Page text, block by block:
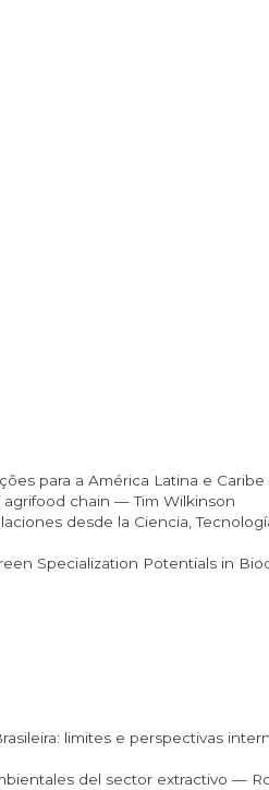
para a América Latina e
chain — Tim Wilkinson
desde la Ciencia,
Specialization Potentials in
limites e perspectivas
del sector extractivo —